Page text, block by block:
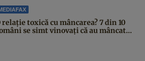
relație toxică cu mâncarea? 7 din 10
se simt vinovați că au mâncat...